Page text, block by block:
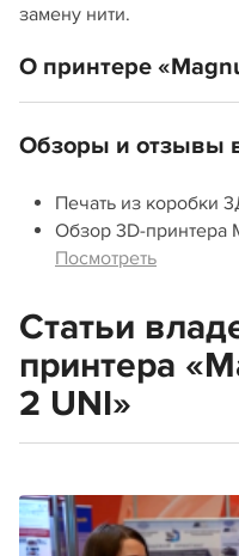
замену нити.
О принтере
Обзоры и отзывы
Печать из коробки
Обзор 3D-принтера
Посмотреть
Статьи
принтера
2 UNI»